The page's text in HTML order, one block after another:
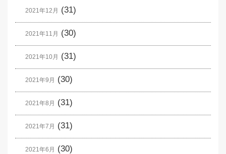
2021年12月 (31)
2021年11月 (30)
2021年10月 (31)
2021年9月 (30)
2021年8月 (31)
2021年7月 (31)
2021年6月 (30)